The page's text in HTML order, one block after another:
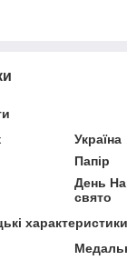
Україна
Папір
День
свято
характеристики